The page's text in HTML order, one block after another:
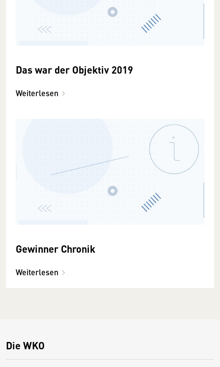
Das war der Objektiv 2019
Weiterlesen
Gewinner Chronik
Weiterlesen
Die WKO